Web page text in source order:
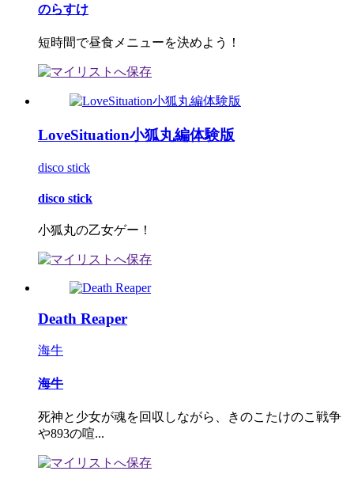
のらすけ
短時間で昼食メニューを決めよう！
LoveSituation小狐丸編体験版
disco stick
disco stick
小狐丸の乙女ゲー！
Death Reaper
海牛
海牛
死神と少女が魂を回収しながら、きのこたけのこ戦争
や893の喧...